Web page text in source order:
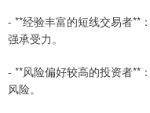
- **经验丰富的短线交易者**
强承受力。
- **风险偏好较高的投资者**
风险。